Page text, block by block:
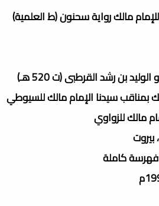
مالك رواية سحنون (ط العلمية)
بن رشد القرطبى (ت 520 هـ)
بمناقب سيدنا الإمام مالك للسيوطي
مالك للزواوي
بيروت
كاملة